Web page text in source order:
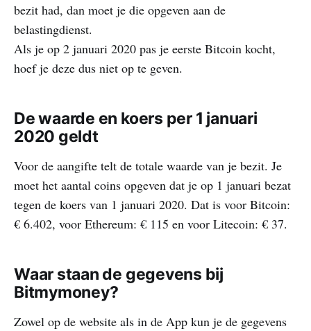
bezit had, dan moet je die opgeven aan de
belastingdienst.
Als je op 2 januari 2020 pas je eerste Bitcoin kocht,
hoef je deze dus niet op te geven.
De waarde en koers per 1 januari
2020 geldt
Voor de aangifte telt de totale waarde van je bezit. Je
moet het aantal coins opgeven dat je op 1 januari bezat
tegen de koers van 1 januari 2020. Dat is voor Bitcoin:
€ 6.402, voor Ethereum: € 115 en voor Litecoin: € 37.
Waar staan de gegevens bij
Bitmymoney?
Zowel op de website als in de App kun je de gegevens